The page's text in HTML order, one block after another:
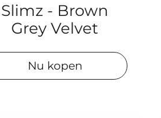
Slimz - Brown
Grey Velvet
Nu kopen